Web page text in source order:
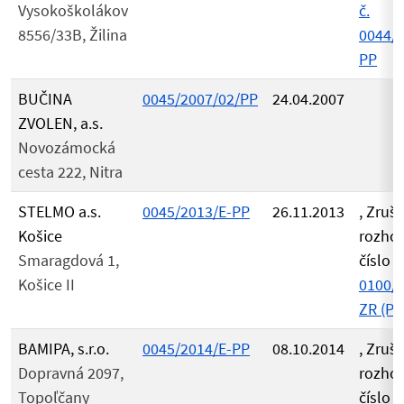
Vysokoškolákov
8556/33B, Žilina
č.
0044/
PP
BUČINA
ZVOLEN, a.s.
Novozámocká
cesta 222, Nitra
0045/2007/02/PP 24.04.2007
STELMO a.s.
Košice
Smaragdová 1,
Košice II
0045/2013/E-PP 26.11.2013
,
číslo
0100/
ZR
BAMIPA, s.r.o.
Dopravná 2097,
Topoľčany
0045/2014/E-PP 08.10.2014
,
číslo